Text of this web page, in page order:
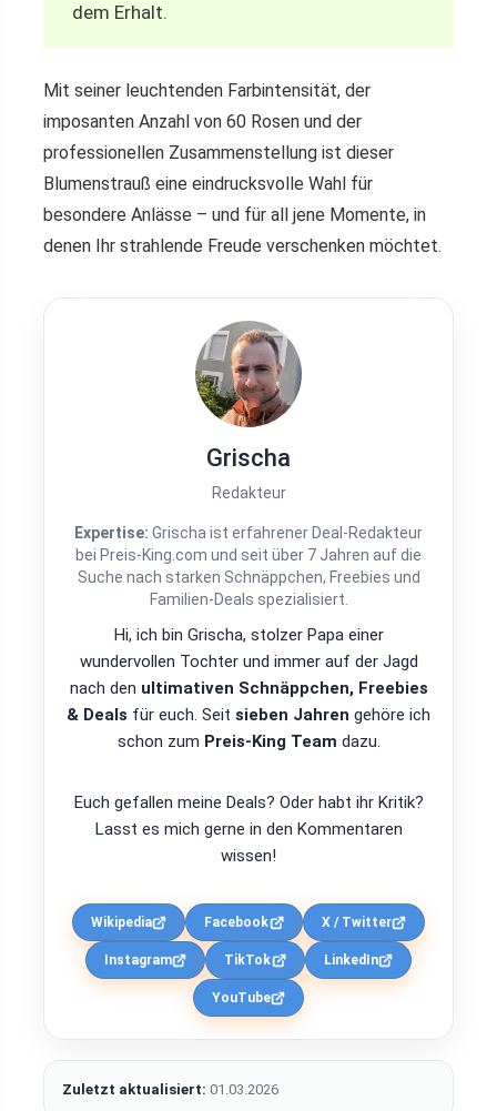
dem Erhalt.
Mit seiner leuchtenden Farbintensität, der
imposanten Anzahl von 60 Rosen und der
professionellen Zusammenstellung ist dieser
Blumenstrauß eine eindrucksvolle Wahl für
besondere Anlässe – und für all jene Momente, in
denen Ihr strahlende Freude verschenken möchtet.
Grischa
Redakteur
Expertise: Grischa ist erfahrener Deal-Redakteur
bei Preis-King.com und seit über 7 Jahren auf die
Suche nach starken Schnäppchen, Freebies und
Familien-Deals spezialisiert.
Hi, ich bin Grischa, stolzer Papa einer
wundervollen Tochter und immer auf der Jagd
nach den ultimativen Schnäppchen, Freebies
& Deals für euch. Seit sieben Jahren gehöre ich
schon zum Preis-King Team dazu.
Euch gefallen meine Deals? Oder habt ihr Kritik?
Lasst es mich gerne in den Kommentaren
wissen!
Wikipedia Facebook X / Twitter
Instagram TikTok LinkedIn
YouTube
Zuletzt aktualisiert: 01.03.2026